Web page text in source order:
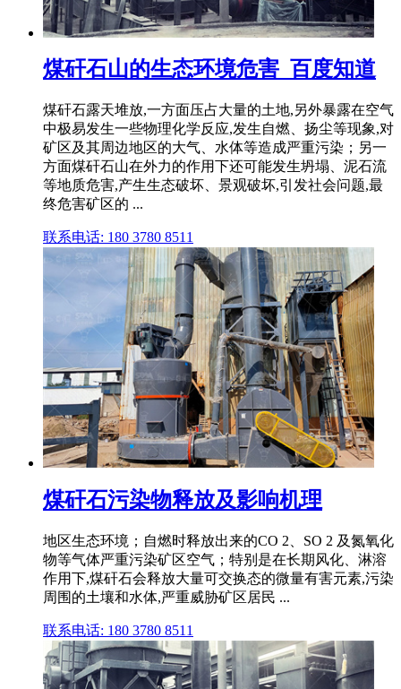
煤矸石山的生态环境危害_百度知道
煤矸石露天堆放,一方面压占大量的土地,另外暴露在空气
中极易发生一些物理化学反应,发生自燃、扬尘等现象,对
矿区及其周边地区的大气、水体等造成严重污染；另一
方面煤矸石山在外力的作用下还可能发生坍塌、泥石流
等地质危害,产生生态破坏、景观破坏,引发社会问题,最
终危害矿区的 ...
联系电话: 180 3780 8511
煤矸石污染物释放及影响机理
地区生态环境；自燃时释放出来的CO 2、SO 2 及氮氧化
物等气体严重污染矿区空气；特别是在长期风化、淋溶
作用下,煤矸石会释放大量可交换态的微量有害元素,污染
周围的土壤和水体,严重威胁矿区居民 ...
联系电话: 180 3780 8511